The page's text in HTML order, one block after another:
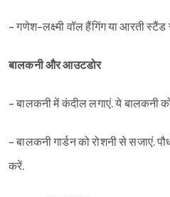
- गणेश-लक्ष्मी वॉल हैंगिंग या आरती स्टैंड
बालकनी और आउटडोर
- बालकनी में कंदील लगाएं. ये बालकनी
- बालकनी गार्डन को रोशनी से सजाएं.
करें.